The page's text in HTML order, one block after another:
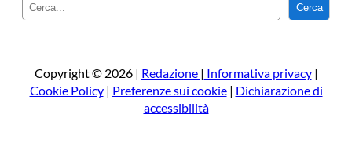
e
a
Cerca
Copyright © 2026 | Redazione | Informativa privacy|
Cookie Policy| Preferenze sui cookie| Dichiarazione di
accessibilità